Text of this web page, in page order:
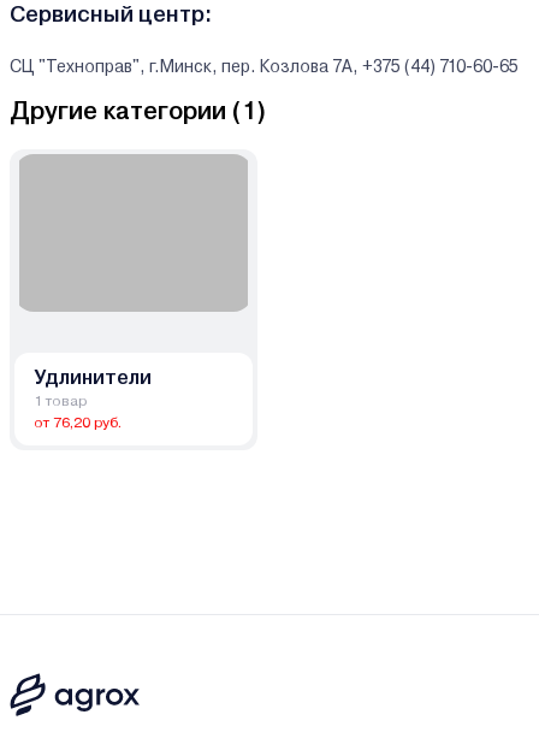
Сервисный центр:
СЦ "Техноправ", г.Минск, пер. Козлова 7А, +375 (44) 710-60-65
Другие категории (1 )
Удлинители
1 товар
от 76,20 руб.